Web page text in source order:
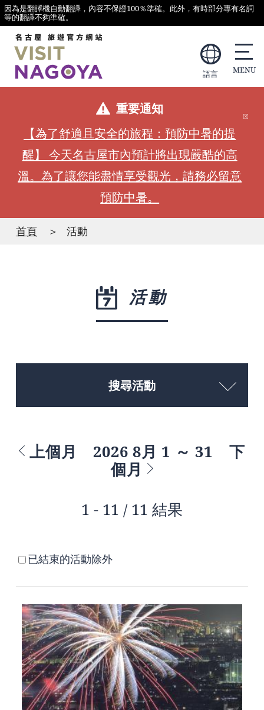
因為是翻譯機自動翻譯，內容不保證100％準確。此外，有時部分專有名詞
等的翻譯不夠準確。
語言
重要通知
【為了舒適且安全的旅程：預防中暑的提
醒】 今天名古屋市內預計將出現嚴酷的高
溫。為了讓您能盡情享受觀光，請務必留意
預防中暑。
首頁 活動
活動
搜尋活動
上個月 2026 8月 1 ～ 31
下
個月
1 - 11 / 11 結果
已結束的活動除外